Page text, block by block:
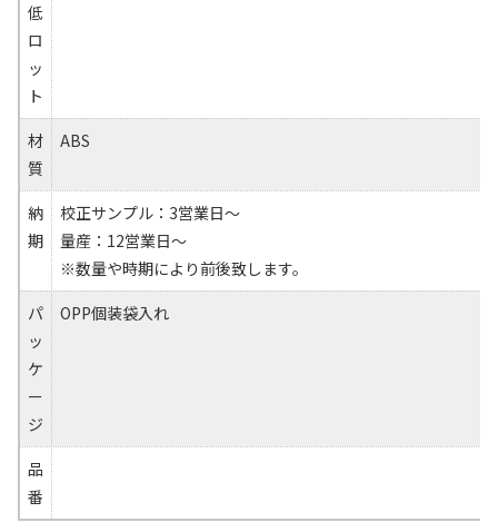
低
ロ
ッ
ト
材
質
ABS
納
期
校正サンプル：3営業日～
量産：12営業日～
※数量や時期により前後致します。
パ
ッ
ケ
ー
ジ
OPP個装袋入れ
品
番